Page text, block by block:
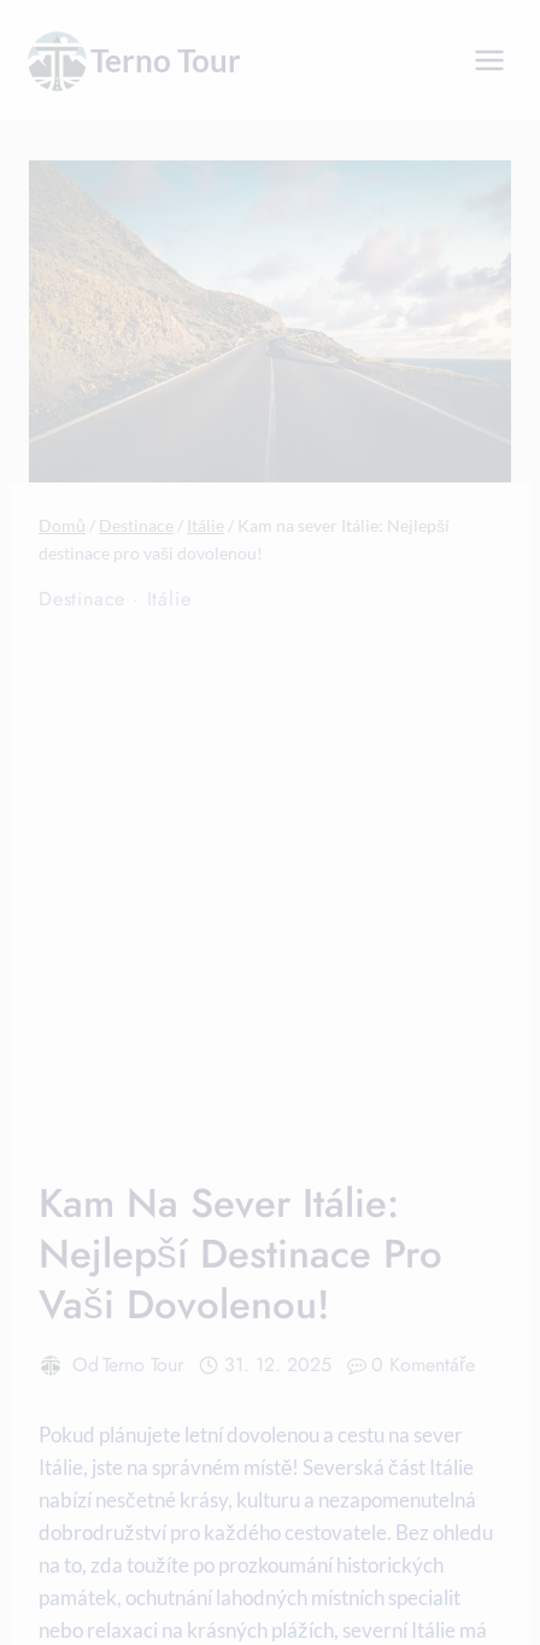
obsah
Terno Tour
Domů / Destinace / Itálie / Kam na sever Itálie: Nejlepší
destinace pro vaši dovolenou!
Destinace · Itálie
Kam Na Sever Itálie:
Nejlepší Destinace Pro
Vaši Dovolenou!
OdTerno Tour 31. 12. 2025 0 Komentáře
Pokud plánujete letní dovolenou a cestu na sever
Itálie, jste na správném místě! Severská část Itálie
nabízí nesčetné krásy, kulturu a nezapomenutelná
dobrodružství pro každého cestovatele. Bez ohledu
na to, zda toužíte po prozkoumání historických
památek, ochutnání lahodných místních specialit
nebo relaxaci na krásných plážích, severní Itálie má